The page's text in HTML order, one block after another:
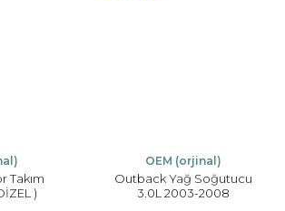
Takım
)
OEM (orjinal)
Outback Yağ Soğutucu
3.0L 2003-2008